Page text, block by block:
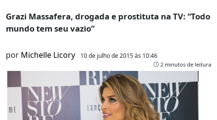
Grazi Massafera, drogada e prostituta na TV: “Todo
mundo tem seu vazio”
por Michelle Licory 10 de julho de 2015 às 10:46
2 minutos de leitura